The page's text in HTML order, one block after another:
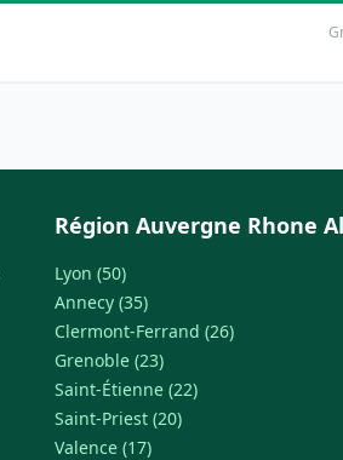
Région Auvergne Rhone
Lyon (50)
Annecy (35)
Clermont-Ferrand (26)
Grenoble (23)
Saint-Étienne (22)
Saint-Priest (20)
Valence (17)